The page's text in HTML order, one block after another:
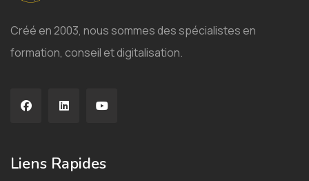
Créé en 2003, nous sommes des spécialistes en
formation, conseil et digitalisation.
Liens Rapides